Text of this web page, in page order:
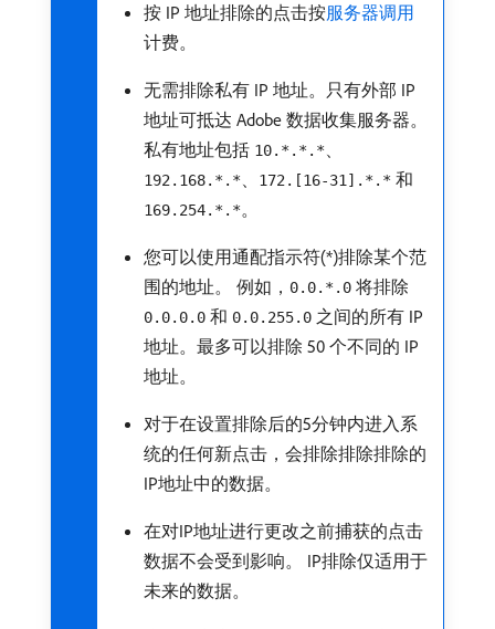
按 IP 地址排除的点击按服务器调用
计费。
无需排除私有 IP 地址。只有外部 IP
地址可抵达 Adobe 数据收集服务器。
私有地址包括 10.*.*.*、
192.168.*.*、 172.[16-31].*.* 和
169.254.*.*。
您可以使用通配指示符(*)排除某个范
围的地址。 例如， 0.0.*.0 将排除
0.0.0.0 和 0.0.255.0 之间的所有 IP
地址。最多可以排除 50 个不同的 IP
地址。
对于在设置排除后的5分钟内进入系
统的任何新点击，会排除排除排除的
IP地址中的数据。
在对IP地址进行更改之前捕获的点击
数据不会受到影响。 IP排除仅适用于
未来的数据。